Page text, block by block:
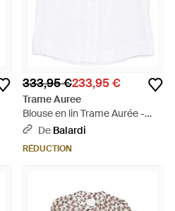
333,95 €233,95 €
Trame Auree
Blouse en lin Trame Aurée -
Blanc
De Balardi
RÉDUCTION